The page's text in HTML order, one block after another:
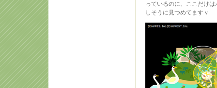
っているのに、ここだけ
しそうに見つめてますｖ